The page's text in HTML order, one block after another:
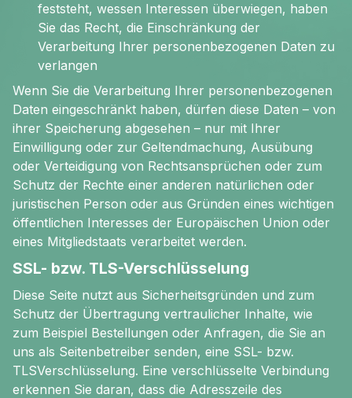
feststeht, wessen Interessen überwiegen, haben
Sie das Recht, die Einschränkung der
Verarbeitung Ihrer personenbezogenen Daten zu
verlangen
Wenn Sie die Verarbeitung Ihrer personenbezogenen
Daten eingeschränkt haben, dürfen diese Daten – von
ihrer Speicherung abgesehen – nur mit Ihrer
Einwilligung oder zur Geltendmachung, Ausübung
oder Verteidigung von Rechtsansprüchen oder zum
Schutz der Rechte einer anderen natürlichen oder
juristischen Person oder aus Gründen eines wichtigen
öffentlichen Interesses der Europäischen Union oder
eines Mitgliedstaats verarbeitet werden.
SSL- bzw. TLS-Verschlüsselung
Diese Seite nutzt aus Sicherheitsgründen und zum
Schutz der Übertragung vertraulicher Inhalte, wie
zum Beispiel Bestellungen oder Anfragen, die Sie an
uns als Seitenbetreiber senden, eine SSL- bzw.
TLSVerschlüsselung. Eine verschlüsselte Verbindung
erkennen Sie daran, dass die Adresszeile des